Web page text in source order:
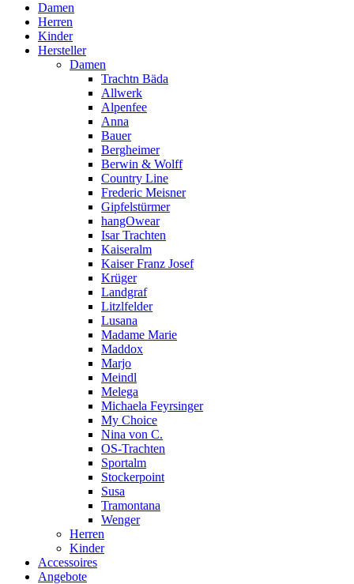
Damen
Herren
Kinder
Hersteller
Damen
Trachtn Bäda
Allwerk
Alpenfee
Anna
Bauer
Bergheimer
Berwin & Wolff
Country Line
Frederic Meisner
Gipfelstürmer
hangOwear
Isar Trachten
Kaiseralm
Kaiser Franz Josef
Krüger
Landgraf
Litzlfelder
Lusana
Madame Marie
Maddox
Marjo
Meindl
Melega
Michaela Feyrsinger
My Choice
Nina von C.
OS-Trachten
Sportalm
Stockerpoint
Susa
Tramontana
Wenger
Herren
Kinder
Accessoires
Angebote